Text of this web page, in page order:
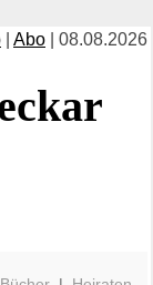
Abo | 08.08.2026